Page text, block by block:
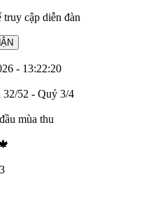
cập diễn đàn
- 13:22:20
32/52 - Quý 3/4
mùa thu